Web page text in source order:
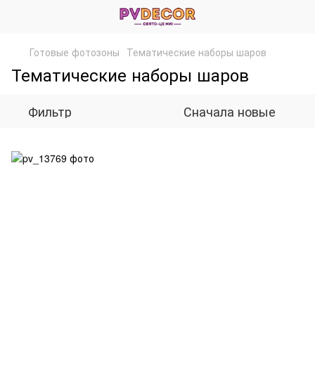
Готовые фотозоны Тематические наборы шаров
Тематические наборы шаров
Фильтр Сначала новые